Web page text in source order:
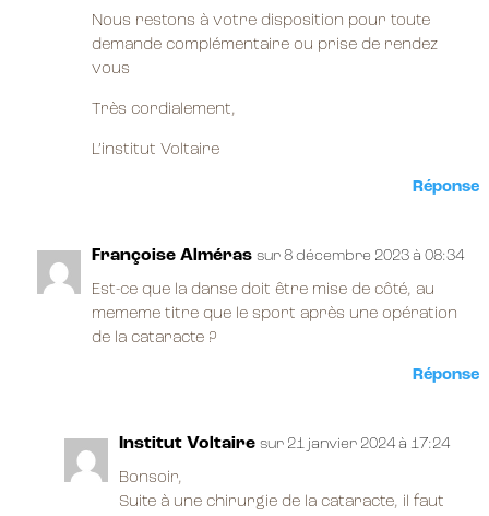
Nous restons à votre disposition pour toute
demande complémentaire ou prise de rendez
vous
Très cordialement,
L’institut Voltaire
Réponse
Françoise Alméras sur 8 décembre 2023 à 08:34
Est-ce que la danse doit être mise de côté, au
mememe titre que le sport après une opération
de la cataracte ?
Réponse
Institut Voltaire sur 21 janvier 2024 à 17:24
Bonsoir,
Suite à une chirurgie de la cataracte, il faut